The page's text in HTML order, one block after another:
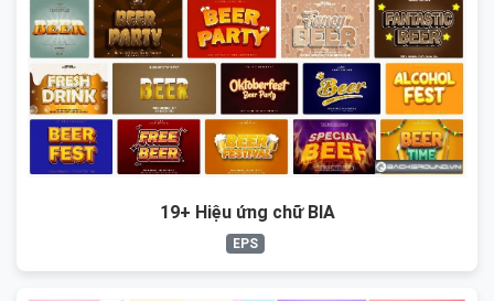
19+ Hiệu ứng chữ BIA
EPS